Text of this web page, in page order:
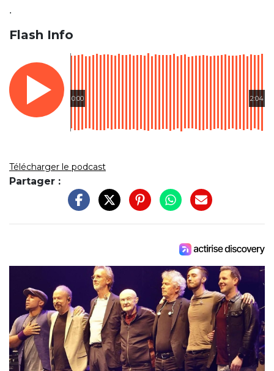
.
Flash Info
0:00 2:04
Télécharger le podcast
Partager :